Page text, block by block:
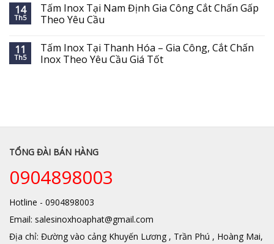
14
Th5
Tấm Inox Tại Nam Định Gia Công Cắt Chấn Gấp
Theo Yêu Cầu
11
Th5
Tấm Inox Tại Thanh Hóa – Gia Công, Cắt Chấn
Inox Theo Yêu Cầu Giá Tốt
TỔNG ĐÀI BÁN HÀNG
0904898003
Hotline - 0904898003
Email: salesinoxhoaphat@gmail.com
Địa chỉ: Đường vào cảng Khuyến Lương , Trần Phú , Hoàng Mai,